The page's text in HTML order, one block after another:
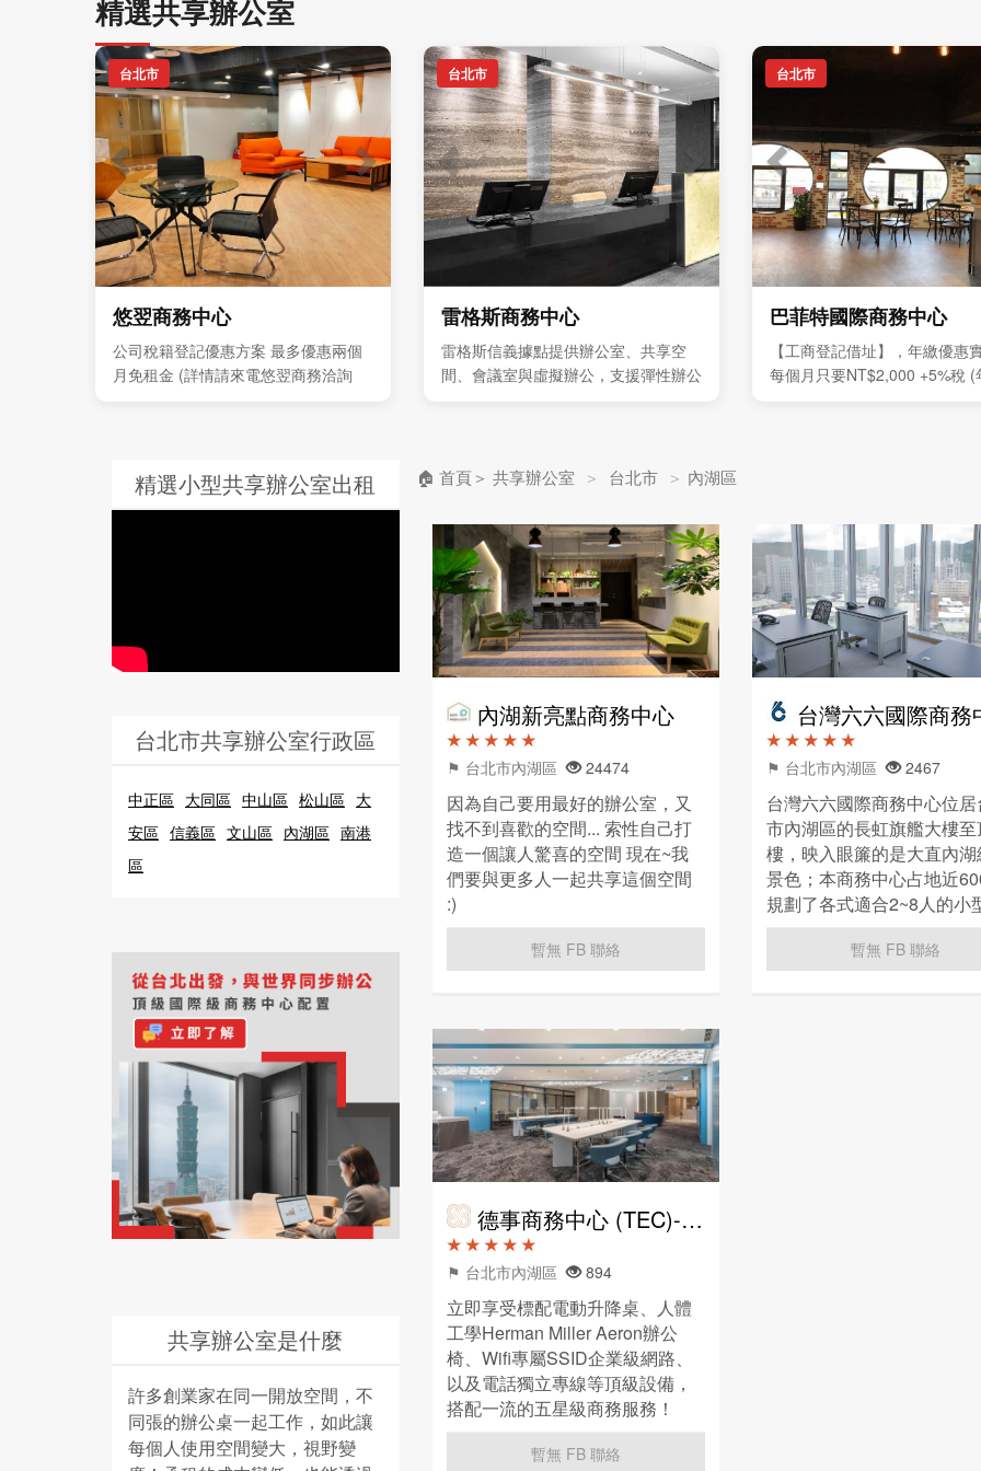
精選共享辦公室
台北市
悠翌商務中心
公司稅籍登記優惠方案 最多優惠兩個
月免租金 (詳情請來電悠翌商務洽詢
台北市
雷格斯商務中心
雷格斯信義據點提供辦公室、共享空
間、會議室與虛擬辦公，支援彈性辦公
台北市
巴菲特國際商務中心
【工商登記借址】，年繳優惠
每個月只要NT$2,000 +5%稅 (
精選小型共享辦公室出租
台北市共享辦公室行政區
中正區 大同區 中山區 松山區 大
安區 信義區 文山區 內湖區 南港
區
共享辦公室是什麼
許多創業家在同一開放空間，不
同張的辦公桌一起工作，如此讓
每個人使用空間變大，視野變
🏠 首頁＞ 共享辦公室 ＞ 台北市 ＞ 內湖區
內湖新亮點商務中心
★ ★ ★ ★ ★
⚑ 台北市內湖區 24474
因為自己要用最好的辦公室，又
找不到喜歡的空間... 索性自己打
造一個讓人驚喜的空間 現在~我
們要與更多人一起共享這個空間
:)
暫無 FB 聯絡
台灣六六國際商務
★ ★ ★ ★ ★
⚑ 台北市內湖區 2467
台灣六六國際商務中心位
市內湖區的長虹旗艦大樓
樓，映入眼簾的是大直內
景色；本商務中心占地近
規劃了各式適合2~8人的小
室及會議室空間。提供完
設備及專業的秘書服務。
暫無 FB 聯絡
德事商務中心 (TEC)- 內湖新世紀
★ ★ ★ ★ ★
⚑ 台北市內湖區 894
立即享受標配電動升降桌、人體
工學Herman Miller Aeron辦公
椅、Wifi專屬SSID企業級網路、
以及電話獨立專線等頂級設備，
搭配一流的五星級商務服務！
暫無 FB 聯絡